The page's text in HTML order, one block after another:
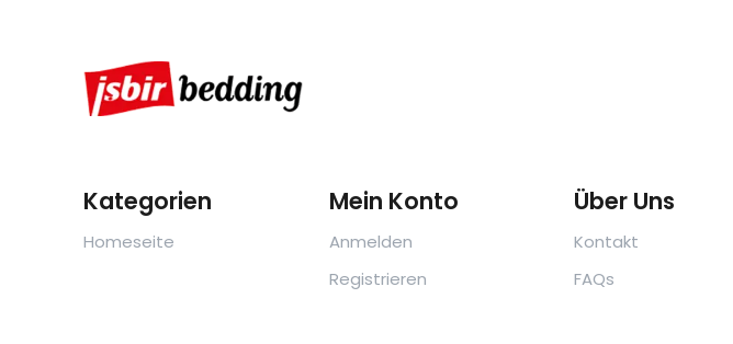
Kategorien
Homeseite
Mein Konto
Anmelden
Registrieren
Über Uns
Kontakt
FAQs